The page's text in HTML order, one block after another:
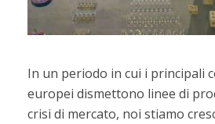
In un periodo in cui i principali
europei dismettono linee di
crisi di mercato, noi stiamo